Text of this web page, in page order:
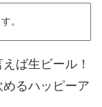
。
ば生ビール！
るハッピーア